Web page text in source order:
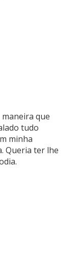
do seu
Preciso
angústias.
de agora
que
tudo
minha
Queria ter lhe